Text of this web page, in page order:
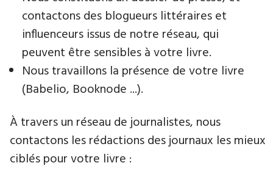
contactons des blogueurs littéraires et
influenceurs issus de notre réseau, qui
peuvent être sensibles à votre livre.
Nous travaillons la présence de votre livre
(Babelio, Booknode ...).
À travers un réseau de journalistes, nous
contactons les rédactions des journaux les mieux
ciblés pour votre livre :